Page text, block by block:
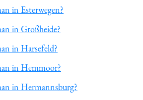
in Esterwegen?
in Großheide?
in Harsefeld?
in Hemmoor?
in Hermannsburg?